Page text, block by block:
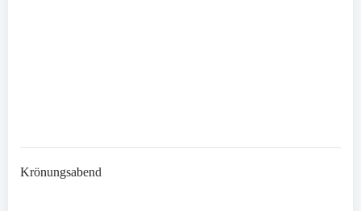
Krönungsabend